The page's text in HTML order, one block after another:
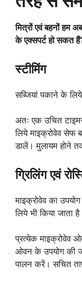
मित्रों एवं बहनों हम
के एक्सपर्ट हो सकत
स्टीमिंग
सब्जियां पकाने के
अतः एक उचित
लिये माइक्रोवेव सेफ
डालें। मुलायम होने
ग्रिलिंग एवं
माइक्रोवेव का
लिये भी किया जाता
प्रत्येक माइक्रोवेव
ओवन के उपयोग की
पालन करें। सचित